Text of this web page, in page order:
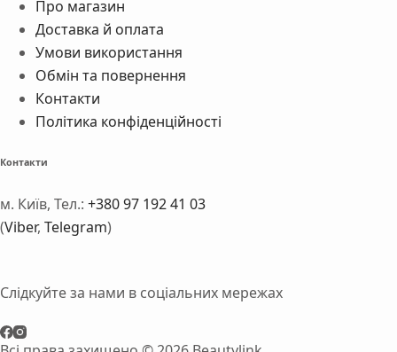
Про магазин
Доставка й оплата
Умови використання
Обмін та повернення
Контакти
Політика конфіденційності
Контакти
м. Київ, Тел.: +380 97 192 41 03
(Viber, Telegram)
Слідкуйте за нами в соціальних мережах